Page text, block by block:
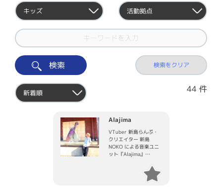
検索 検索をクリア
44 件
Alajima
VTuber 新島らんぷ・
クリエイター 新島
NOKO による音楽ユニ
ット『Alajima』
毎日動画投稿・毎日配
信で様々なエンタメを